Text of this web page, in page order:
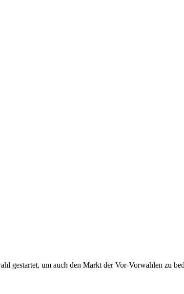
gestartet, um auch den Markt der Vor-Vorwahlen zu